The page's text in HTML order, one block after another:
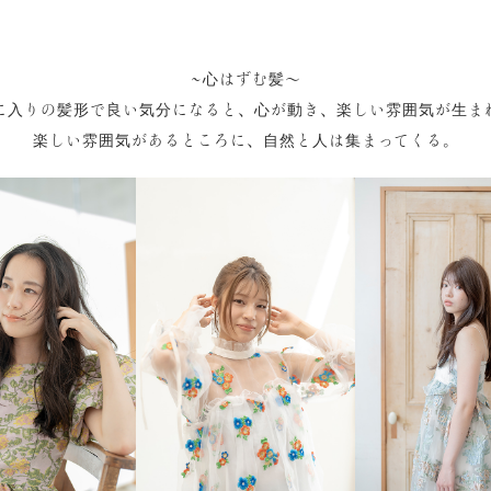
~心はずむ髪～
入りの髪形で良い気分になると、心が動き、楽しい雰囲気が生ま
楽しい雰囲気があるところに、自然と人は集まってくる。